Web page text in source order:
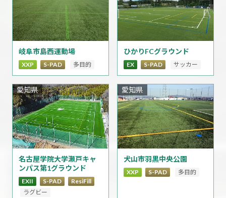
岐阜市島西運動場
XXP S-PAD 多目的
ひかりFCグラウンド
EX S-PAD サッカー
名古屋学院大学瀬戸キャ
ンパス第1グラウンド
愛知県
EXII S-PAD
ResiFill
ラグビー
犬山市羽黒中央公園
愛知県
XXP S-PAD 多目的